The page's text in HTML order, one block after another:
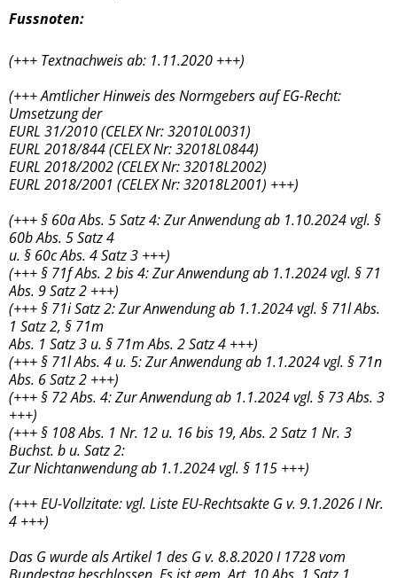
Fussnoten:
(+++ Textnachweis ab: 1.11.2020 +++)
(+++ Amtlicher Hinweis des Normgebers auf EG-Recht:
Umsetzung der
EURL 31/2010 (CELEX Nr: 32010L0031)
EURL 2018/844 (CELEX Nr: 32018L0844)
EURL 2018/2002 (CELEX Nr: 32018L2002)
EURL 2018/2001 (CELEX Nr: 32018L2001) +++)
(+++ § 60a Abs. 5 Satz 4: Zur Anwendung ab 1.10.2024 vgl. §
60b Abs. 5 Satz 4
u. § 60c Abs. 4 Satz 3 +++)
(+++ § 71f Abs. 2 bis 4: Zur Anwendung ab 1.1.2024 vgl. § 71
Abs. 9 Satz 2 +++)
(+++ § 71i Satz 2: Zur Anwendung ab 1.1.2024 vgl. § 71l Abs.
1 Satz 2, § 71m
Abs. 1 Satz 3 u. § 71m Abs. 2 Satz 4 +++)
(+++ § 71l Abs. 4 u. 5: Zur Anwendung ab 1.1.2024 vgl. § 71n
Abs. 6 Satz 2 +++)
(+++ § 72 Abs. 4: Zur Anwendung ab 1.1.2024 vgl. § 73 Abs. 3
+++)
(+++ § 108 Abs. 1 Nr. 12 u. 16 bis 19, Abs. 2 Satz 1 Nr. 3
Buchst. b u. Satz 2:
Zur Nichtanwendung ab 1.1.2024 vgl. § 115 +++)
(+++ EU-Vollzitate: vgl. Liste EU-Rechtsakte G v. 9.1.2026 I Nr.
4 +++)
Das G wurde als Artikel 1 des G v. 8.8.2020 I 1728 vom